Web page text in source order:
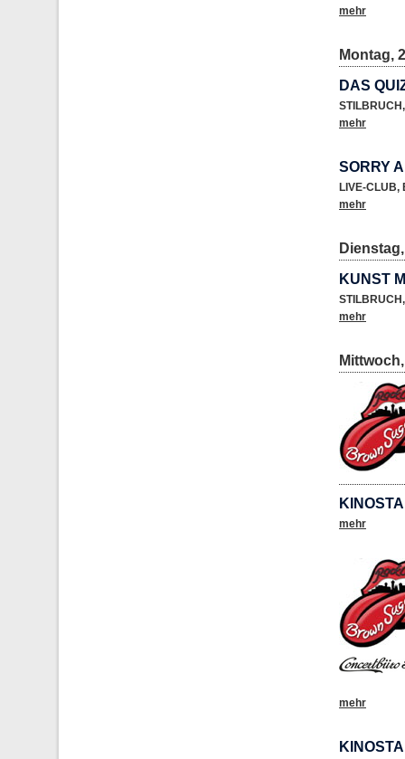
mehr
Montag,
DAS
STILBRUCH,
mehr
SORRY
LIVE-CLUB,
mehr
KUNST
STILBRUCH,
mehr
mehr
mehr